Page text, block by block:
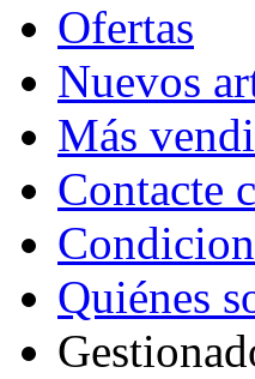
Ofertas
Nuevos
Más
Contacte
Quiénes